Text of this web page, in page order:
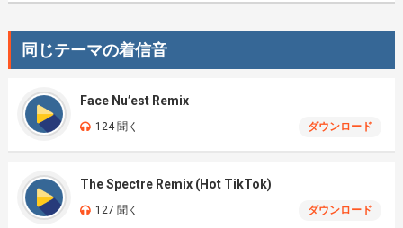
同じテーマの着信音
Face Nu’est Remix
124 聞く ダウンロード
The Spectre Remix (Hot TikTok)
127 聞く ダウンロード